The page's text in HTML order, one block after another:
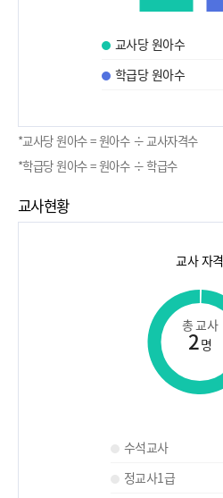
교사당 원아수
학급당 원아수
*교사당 원아수 = 원아수 ÷ 교사자격수
*학급당 원아수 = 원아수 ÷ 학급수
교사현황
교사 자격
총 교사
2명
수석교사
정교사1급